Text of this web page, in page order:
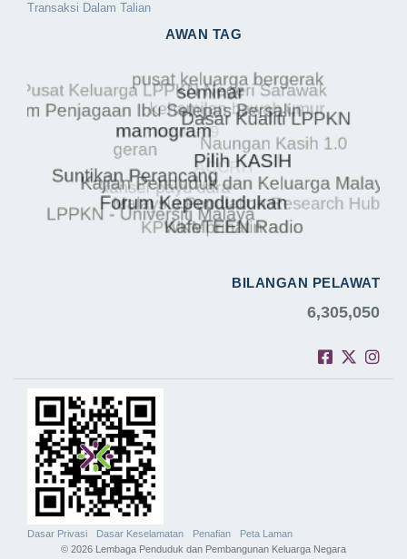
Transaksi Dalam Talian
AWAN TAG
BILANGAN PELAWAT
6,305,050
Dasar Privasi Dasar Keselamatan Penafian
Peta Laman
© 2026 Lembaga Penduduk dan Pembangunan Keluarga Negara